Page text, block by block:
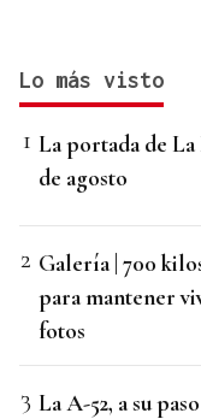
Lo más visto
La portada de La
de agosto
Galería | 700
para mantener
fotos
La A-52, a su